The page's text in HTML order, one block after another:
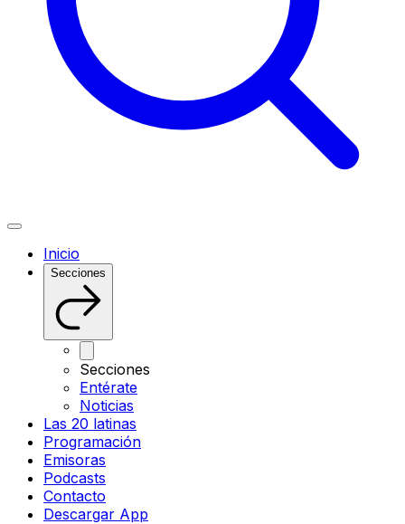
Inicio
Secciones
Secciones
Entérate
Noticias
Las 20 latinas
Programación
Emisoras
Podcasts
Contacto
Descargar App